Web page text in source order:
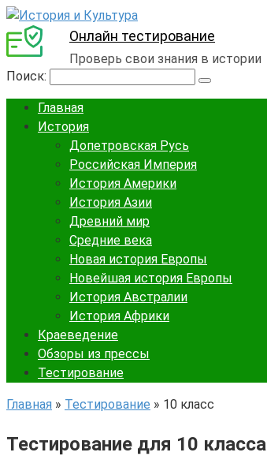
Онлайн тестирование
Проверь свои знания в истории
Поиск:
Главная
История
Допетровская Русь
Российская Империя
История Америки
История Азии
Древний мир
Средние века
Новая история Европы
Новейшая история Европы
История Австралии
История Африки
Краеведение
Обзоры из прессы
Тестирование
Главная » Тестирование » 10 класс
Тестирование для 10 класса